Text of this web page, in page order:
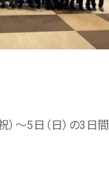
）～5日（日）の3